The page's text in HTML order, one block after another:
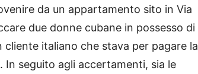
da un appartamento sito in Via
due donne cubane in possesso di
italiano che stava per pagare la
In seguito agli accertamenti, sia le